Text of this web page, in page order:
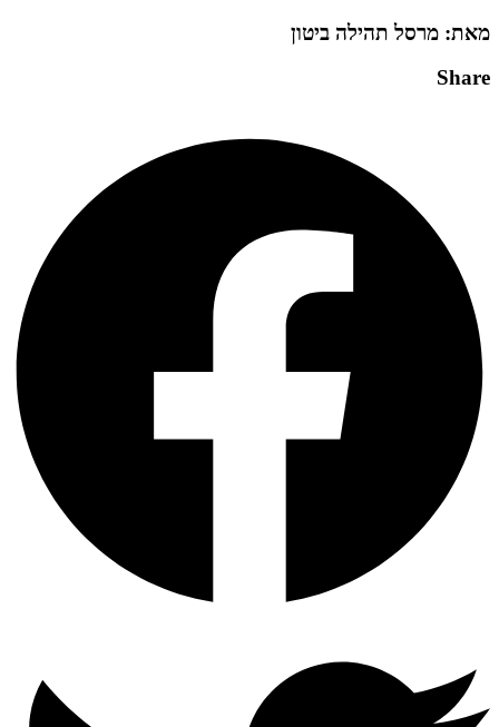
מאת: מרסל תהילה ביטון
Share